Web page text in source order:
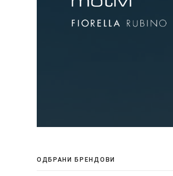
ОДБРАНИ БРЕНДОВИ